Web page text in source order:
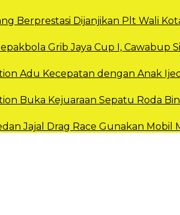
Berprestasi Dijanjikan Plt Wali
Grib Jaya Cup I,
Adu Kecepatan dengan Anak
Buka Kejuaraan Sepatu Roda
Jajal Drag Race Gunakan Mobil